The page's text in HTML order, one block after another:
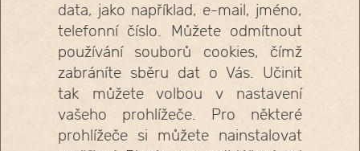
data, jako například, e-mail, jméno,
telefonní číslo. Můžete odmítnout
používání souborů cookies, čímž
zabráníte sběru dat o Vás. Učinit
tak můžete volbou v nastavení
vašeho prohlížeče. Pro některé
prohlížeče si můžete nainstalovat